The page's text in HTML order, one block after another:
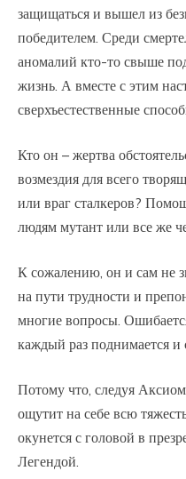
защищаться и вышел из
победителем. Среди
аномалий кто-то свыше
жизнь. А вместе с этим
сверхъестественные
Кто он – жертва
возмездия для всего
или враг сталкеров?
людям мутант или все же
К сожалению, он и сам не
на пути трудности и
многие вопросы.
каждый раз поднимается и
Потому что, следуя
ощутит на себе всю
окунется с головой в
Легендой.